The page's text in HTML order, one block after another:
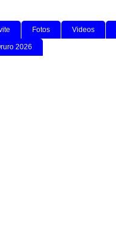
Fotos Videos
2026